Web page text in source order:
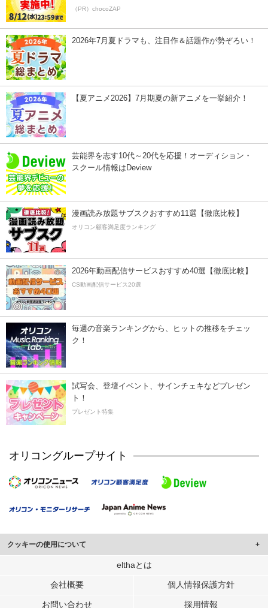
（PR）chocoZAP
2026年7月夏ドラマも、注目作＆話題作が勢ぞろい！
【夏アニメ2026】7月期夏の新アニメを一挙紹介！
芸能界を志す10代～20代を応援！オーディション・
スクール情報はDeview
漫画読み放題サブスクおすすめ11選【徹底比較】
オリコン顧客満足度ランキング
2026年動画配信サービスおすすめ40選【徹底比較】
CS動画配信サービス20選
毎週の音楽ランキングから、ヒットの推移をチェッ
ク！
試写会、登壇イベント、サインチェキなどプレゼン
ト！
プレゼント特集
オリコングループサイト
クッキーの使用について
このサイトでは Cookie を使用して、ユーザーに合わせたコンテンツや広告の
行っています。
メディアや広告配信、データ解析の各パートナーに提供しています。
elthaとは
会社概要 個人情報保護方針
お問い合わせ 採用情報